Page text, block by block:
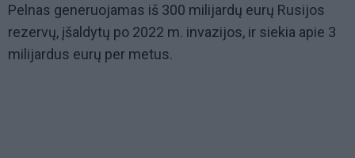
Pelnas generuojamas iš 300 milijardų eurų Rusijos
rezervų, įšaldytų po 2022 m. invazijos, ir siekia apie 3
milijardus eurų per metus.